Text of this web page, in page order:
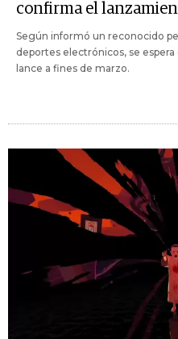
confirma el
Según informó un reconocido
deportes electrónicos, se
lance a fines de marzo.